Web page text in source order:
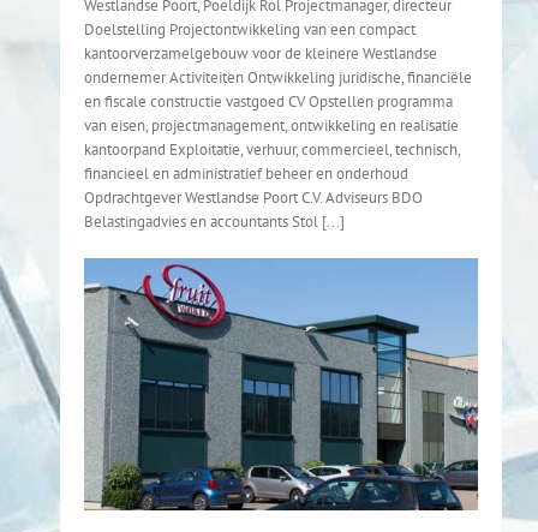
Westlandse Poort, Poeldijk Rol Projectmanager, directeur
Doelstelling Projectontwikkeling van een compact
kantoorverzamelgebouw voor de kleinere Westlandse
ondernemer Activiteiten Ontwikkeling juridische, financiële
en fiscale constructie vastgoed CV Opstellen programma
van eisen, projectmanagement, ontwikkeling en realisatie
kantoorpand Exploitatie, verhuur, commercieel, technisch,
financieel en administratief beheer en onderhoud
Opdrachtgever Westlandse Poort C.V. Adviseurs BDO
Belastingadvies en accountants Stol [...]